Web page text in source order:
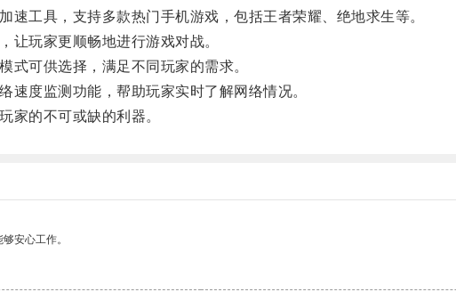
工具，支持多款热门手机游戏，包括王者荣耀、绝地求生等。
玩家更顺畅地进行游戏对战。
可供选择，满足不同玩家的需求。
度监测功能，帮助玩家实时了解网络情况。
的不可或缺的利器。
安心工作。